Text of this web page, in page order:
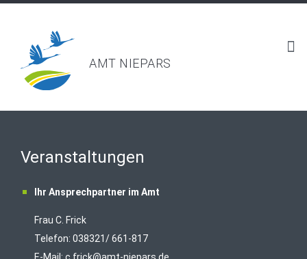
AMT NIEPARS
Veranstaltungen
Ihr Ansprechpartner im Amt
Frau C. Frick
Telefon: 038321/ 661-817
E-Mail: c.frick@amt-niepars.de